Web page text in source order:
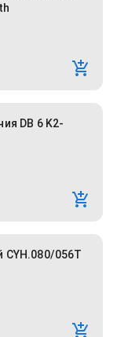
DB 6 K2-
CYH.080/056T